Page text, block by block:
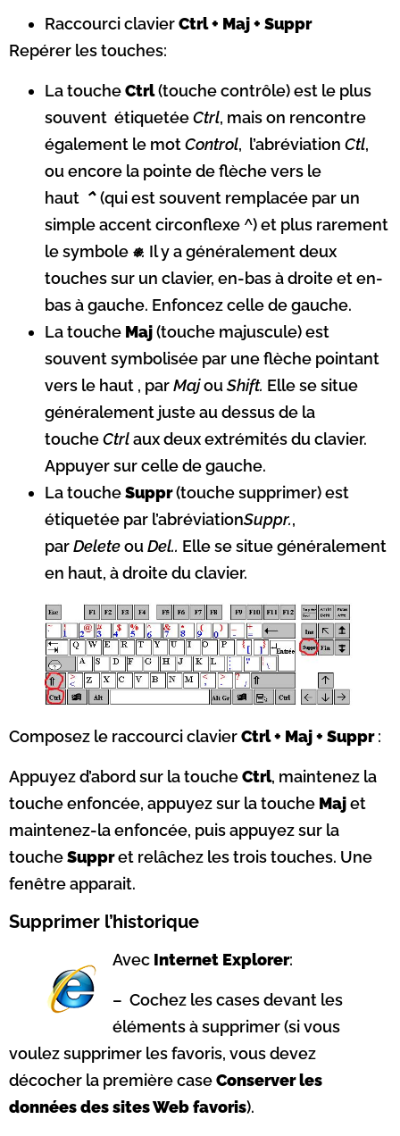
Raccourci clavierCtrl + Maj + Suppr
Repérer les touches:
La toucheCtrl(touche contrôle) est le plus
souvent étiquetéeCtrl, mais on rencontre
également le motControl, l’abréviation Ctl,
ou encore la pointe de flèche vers le
haut ⌃(qui est souvent remplacée par un
simple accent circonflexe ^) et plus rarement
le symbole ⎈. Il y a généralement deux
touches sur un clavier, en-bas à droite et en-
bas à gauche. Enfoncez celle de gauche.
La touche Maj(touche majuscule) est
souvent symbolisée par une flèche pointant
vers le haut , parMajouShift. Elle se situe
généralement juste au dessus de la
toucheCtrlaux deux extrémités du clavier.
Appuyer sur celle de gauche.
La toucheSuppr(touche supprimer) est
étiquetée par l’abréviationSuppr.,
parDeleteouDel.. Elle se situe généralement
en haut, à droite du clavier.
Composez le raccourci clavierCtrl + Maj + Suppr:
Appuyez d’abord sur la toucheCtrl, maintenez la
touche enfoncée, appuyez sur la touche Majet
maintenez-la enfoncée, puis appuyez sur la
toucheSuppret relâchez les trois touches. Une
fenêtre apparait.
Supprimer l’historique
Avec Internet Explorer:
– Cochez les cases devant les
éléments à supprimer (si vous
voulez supprimer les favoris, vous devez
décocher la première caseConserver les
données des sites Web favoris).